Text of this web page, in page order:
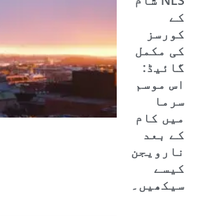
کے
کورسز
کی مکمل
گائیڈ:
اس موسم
سرما
میں کام
کے بعد
نارویجن
کیسے
سیکھیں۔